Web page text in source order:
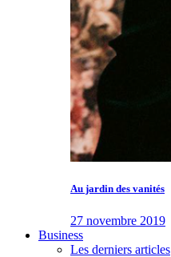
Au jardin des vanités
27 novembre 2019
Business
Les derniers articles